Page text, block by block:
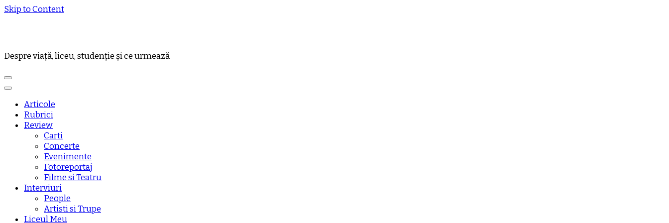
Skip to Content
Despre viață, liceu, studenție și ce urmează
Articole
Rubrici
Review
Carti
Concerte
Evenimente
Fotoreportaj
Filme si Teatru
Interviuri
People
Artisti si Trupe
Liceul Meu